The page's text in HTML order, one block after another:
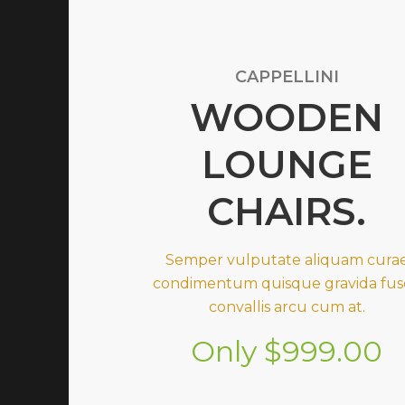
CAPPELLINI
WOODEN
LOUNGE
CHAIRS.
Semper vulputate aliquam
condimentum quisque gravida
convallis arcu cum at.
Only $999.00